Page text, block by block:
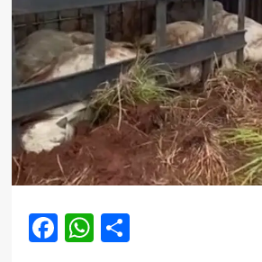
Facebook
WhatsApp
Share